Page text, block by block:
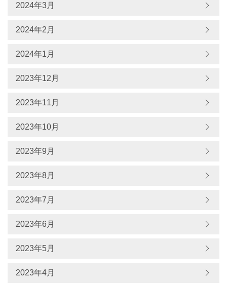
2024年3月
2024年2月
2024年1月
2023年12月
2023年11月
2023年10月
2023年9月
2023年8月
2023年7月
2023年6月
2023年5月
2023年4月